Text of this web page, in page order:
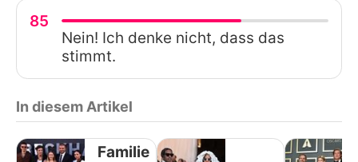
85
Nein! Ich denke nicht, dass das
stimmt.
In diesem Artikel
Familie